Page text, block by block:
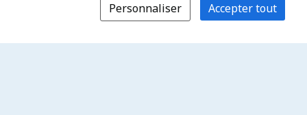
Personnaliser Accepter tout